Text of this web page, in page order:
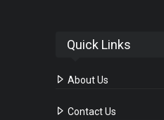
Quick Links
About Us
Contact Us